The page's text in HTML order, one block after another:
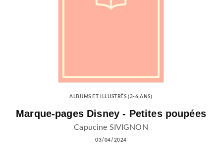
ALBUMS ET ILLUSTRÉS (3-6 ANS)
Marque-pages Disney - Petites poupées
Capucine SIVIGNON
03/04/2024